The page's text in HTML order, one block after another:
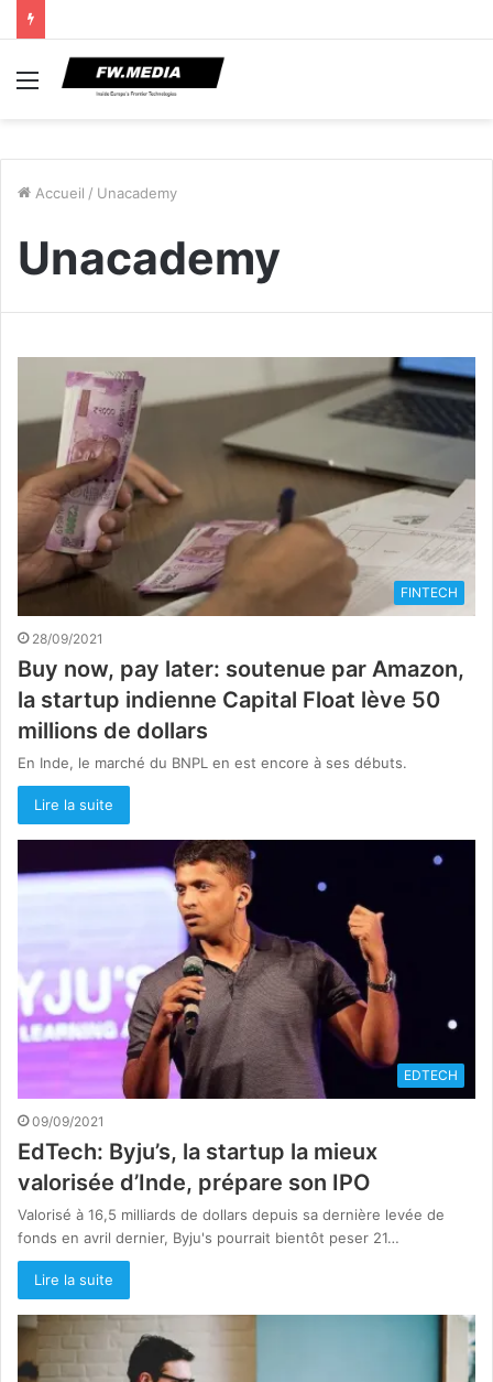
Menu
Accueil / Unacademy
Unacademy
FINTECH
28/09/2021
Buy now, pay later: soutenue par Amazon,
la startup indienne Capital Float lève 50
millions de dollars
En Inde, le marché du BNPL en est encore à ses débuts.
Lire la suite
EDTECH
09/09/2021
EdTech: Byju’s, la startup la mieux
valorisée d’Inde, prépare son IPO
Valorisé à 16,5 milliards de dollars depuis sa dernière levée de
fonds en avril dernier, Byju's pourrait bientôt peser 21…
Lire la suite